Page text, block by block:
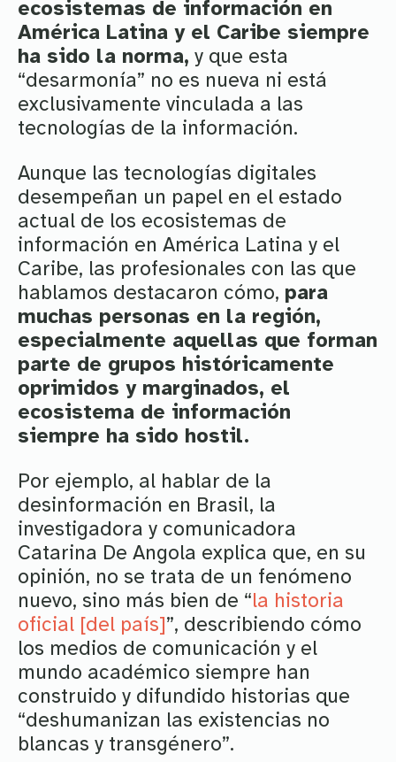
ecosistemas de información en
América Latina y el Caribe siempre
ha sido la norma, y que esta
“desarmonía” no es nueva ni está
exclusivamente vinculada a las
tecnologías de la información.
Aunque las tecnologías digitales
desempeñan un papel en el estado
actual de los ecosistemas de
información en América Latina y el
Caribe, las profesionales con las que
hablamos destacaron cómo, para
muchas personas en la región,
especialmente aquellas que forman
parte de grupos históricamente
oprimidos y marginados, el
ecosistema de información
siempre ha sido hostil.
Por ejemplo, al hablar de la
desinformación en Brasil, la
investigadora y comunicadora
Catarina De Angola explica que, en su
opinión, no se trata de un fenómeno
nuevo, sino más bien de “la historia
oficial [del país]”, describiendo cómo
los medios de comunicación y el
mundo académico siempre han
construido y difundido historias que
“deshumanizan las existencias no
blancas y transgénero”.